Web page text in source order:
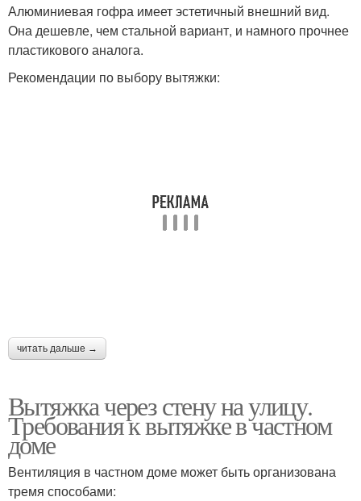
Принудительная
вытяжка
Алюминиевая гофра имеет эстетичный внешний вид.
Она дешевле, чем стальной вариант, и намного прочнее
пластикового аналога.
Рекомендации по выбору вытяжки:
читать дальше →
Вытяжка через стену на улицу.
Требования к вытяжке в частном
доме
Вентиляция в частном доме может быть организована
тремя способами: